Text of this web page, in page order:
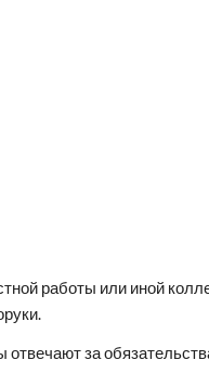
работы или иной
отвечают за